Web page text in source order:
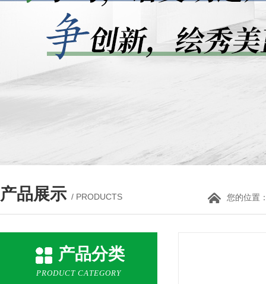
产品展示 / PRODUCTS 您的位置
产品分类
PRODUCT CATEGORY